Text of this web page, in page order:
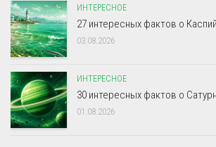
ИНТЕРЕСНОЕ
27 интересных фактов о
03.08.2026
ИНТЕРЕСНОЕ
30 интересных фактов о
01.08.2026